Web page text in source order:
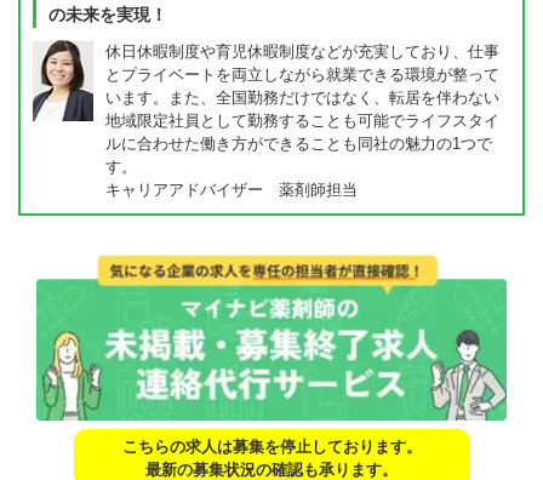
の未来を実現！
休日休暇制度や育児休暇制度などが充実しており、仕事
とプライベートを両立しながら就業できる環境が整って
います。また、全国勤務だけではなく、転居を伴わない
地域限定社員として勤務することも可能でライフスタイ
ルに合わせた働き方ができることも同社の魅力の1つで
す。
キャリアアドバイザー 薬剤師担当
こちらの求人は募集を停止しております。
最新の募集状況の確認も承ります。